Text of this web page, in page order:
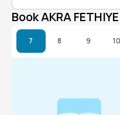
Book AKRA
7 8 9 10